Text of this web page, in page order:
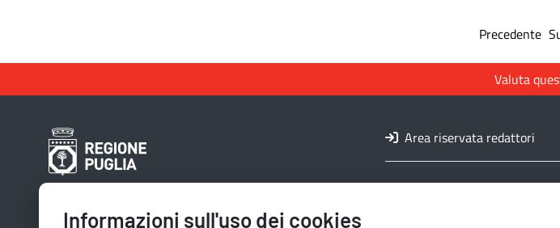
Informazioni sull'uso dei cookies
Precedente
Valuta
Area riservata redattori
Contatti e indirizzi